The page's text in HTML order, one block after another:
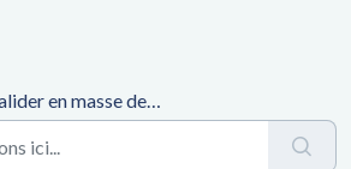
en masse des conversions via .csv